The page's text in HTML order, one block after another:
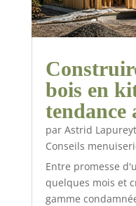
bois en
tendance
par Astrid
Conseils
Entre promesse
quelques mois et
gamme